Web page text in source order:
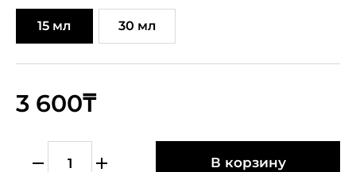
15 мл 30 мл
3 600₸
В корзину